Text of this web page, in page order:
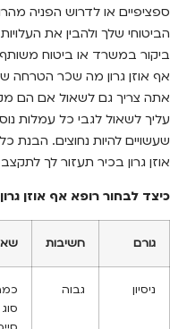
ספציפיים או לדרוש הפניה
הביטוחי שלך ולהבין את
ביקור במשרד או ביטוח
אף אוזן גרון מה שכר הטרחה
עליך לשאול לגבי כל עמלות
שעשויים להיות נחוצים. הבנת
אוזן גרון בכיר תעזור לך
כיצד לבחור רופא אף אוזן
גורם חשיבות
ניסיון גבוה